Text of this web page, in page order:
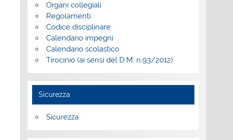
Organi collegiali
Regolamenti
Codice disciplinare
Calendario impegni
Calendario scolastico
Tirocinio (ai sensi del D.M. n.93/2012)
Sicurezza
Sicurezza